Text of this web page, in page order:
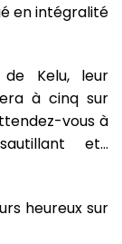
en intégralité
Kelu, leur
à cinq sur
vous à
et…
heureux sur